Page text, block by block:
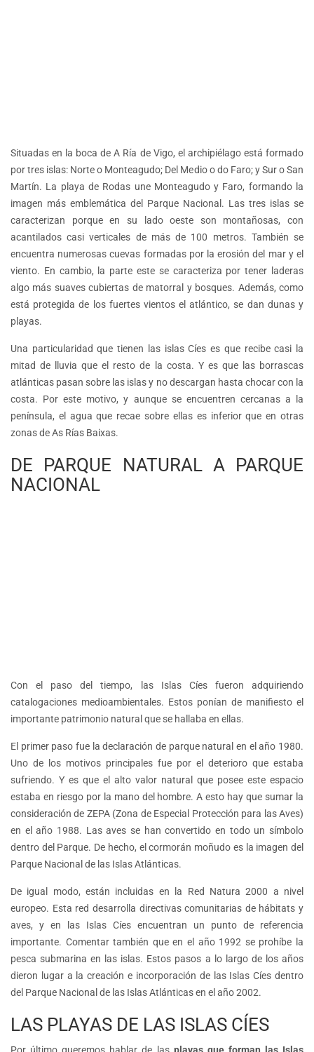
Situadas en la boca de A Ría de Vigo, el archipiélago está formado
por tres islas: Norte o Monteagudo; Del Medio o do Faro; y Sur o San
Martín. La playa de Rodas une Monteagudo y Faro, formando la
imagen más emblemática del Parque Nacional. Las tres islas se
caracterizan porque en su lado oeste son montañosas, con
acantilados casi verticales de más de 100 metros. También se
encuentra numerosas cuevas formadas por la erosión del mar y el
viento. En cambio, la parte este se caracteriza por tener laderas
algo más suaves cubiertas de matorral y bosques. Además, como
está protegida de los fuertes vientos el atlántico, se dan dunas y
playas.
Una particularidad que tienen las islas Cíes es que recibe casi la
mitad de lluvia que el resto de la costa. Y es que las borrascas
atlánticas pasan sobre las islas y no descargan hasta chocar con la
costa. Por este motivo, y aunque se encuentren cercanas a la
península, el agua que recae sobre ellas es inferior que en otras
zonas de As Rías Baixas.
DE PARQUE NATURAL A PARQUE
NACIONAL
Con el paso del tiempo, las Islas Cíes fueron adquiriendo
catalogaciones medioambientales. Estos ponían de manifiesto el
importante patrimonio natural que se hallaba en ellas.
El primer paso fue la declaración de parque natural en el año 1980.
Uno de los motivos principales fue por el deterioro que estaba
sufriendo. Y es que el alto valor natural que posee este espacio
estaba en riesgo por la mano del hombre. A esto hay que sumar la
consideración de ZEPA (Zona de Especial Protección para las Aves)
en el año 1988. Las aves se han convertido en todo un símbolo
dentro del Parque. De hecho, el cormorán moñudo es la imagen del
Parque Nacional de las Islas Atlánticas.
De igual modo, están incluidas en la Red Natura 2000 a nivel
europeo. Esta red desarrolla directivas comunitarias de hábitats y
aves, y en las Islas Cíes encuentran un punto de referencia
importante. Comentar también que en el año 1992 se prohíbe la
pesca submarina en las islas. Estos pasos a lo largo de los años
dieron lugar a la creación e incorporación de las Islas Cíes dentro
del Parque Nacional de las Islas Atlánticas en el año 2002.
LAS PLAYAS DE LAS ISLAS CÍES